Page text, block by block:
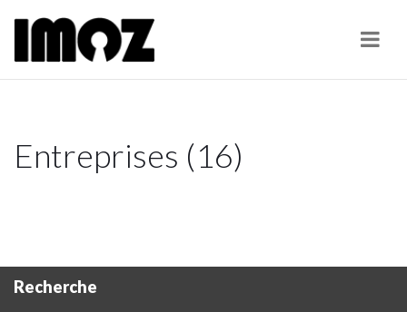
Entreprises (16)
Recherche